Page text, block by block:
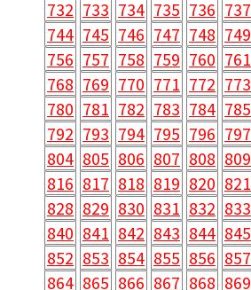
732 733 734 735 736 737
744 745 746 747 748 749
756 757 758 759 760 761
768 769 770 771 772 773
780 781 782 783 784 785
792 793 794 795 796 797
804 805 806 807 808 809
816 817 818 819 820 821
828 829 830 831 832 833
840 841 842 843 844 845
852 853 854 855 856 857
864 865 866 867 868 869